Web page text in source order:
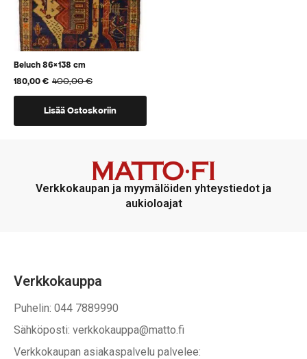
Beluch 86×138 cm
400,00€
Alkuperäinen
hinta
400,00 €.
180,00€
Nykyinen
hinta
180,00 €.Lisää Ostoskoriin
Verkkokaupan ja myymälöiden yhteystiedot ja
aukioloajat
Verkkokauppa
Puhelin: 044 7889990
Sähköposti: verkkokauppa@matto.fi
Verkkokaupan asiakaspalvelu palvelee: